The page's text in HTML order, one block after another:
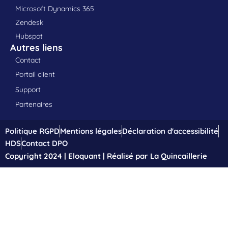
Microsoft Dynamics 365
Zendesk
Hubspot
Autres liens
Contact
Portail client
Support
Partenaires
Politique RGPDMentions légalesDéclaration d'accessibilité
HDSContact DPO
Copyright 2024 | Eloquant | Réalisé par La Quincaillerie